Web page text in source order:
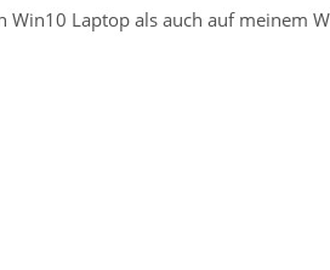
Laptop als auch auf meinem